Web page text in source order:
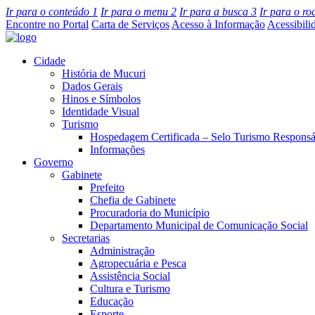
Ir para o conteúdo 1 Ir para o menu 2 Ir para a busca 3 Ir para o
Encontre no Portal Carta de Serviços Acesso à Informação
Cidade
História de Mucuri
Dados Gerais
Hinos e Símbolos
Identidade Visual
Turismo
Hospedagem Certificada – Selo Turismo
Informações
Governo
Gabinete
Prefeito
Chefia de Gabinete
Procuradoria do Município
Departamento Municipal de Comunicação Social
Secretarias
Administração
Agropecuária e Pesca
Assistência Social
Cultura e Turismo
Educação